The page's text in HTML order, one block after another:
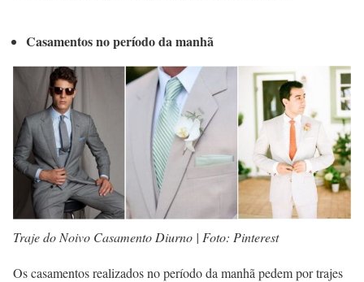
Casamentos no período da manhã
Traje do Noivo Casamento Diurno | Foto: Pinterest
Os casamentos realizados no período da manhã pedem por trajes